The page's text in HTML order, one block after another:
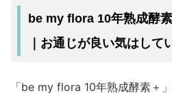
be my flora 10年熟成酵
｜お通じが良い気はして
「be my flora 10年熟成酵素＋